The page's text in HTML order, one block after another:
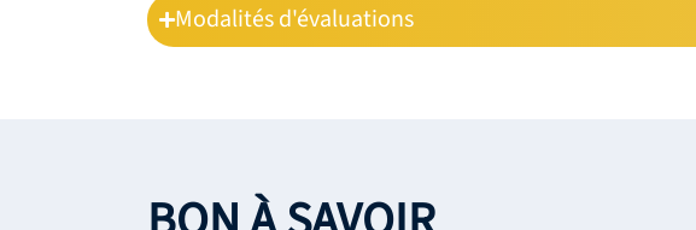
Modalités d'évaluations